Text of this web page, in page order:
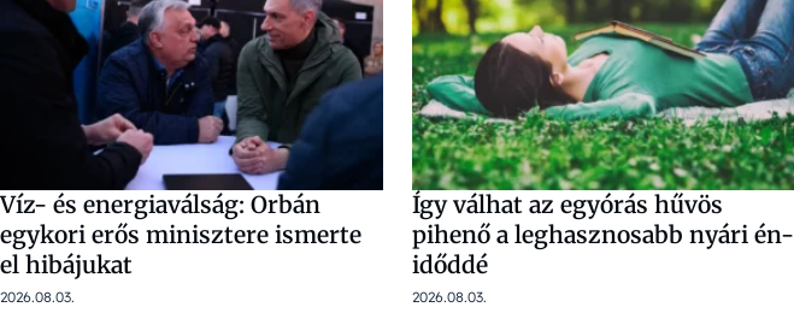
Víz- és energiaválság: Orbán
egykori erős minisztere ismerte
el hibájukat
2026.08.03.
Így válhat az egyórás hűvös
pihenő a leghasznosabb nyári én-
időddé
2026.08.03.